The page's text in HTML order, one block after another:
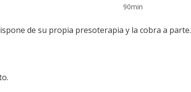
90min
de su propia presoterapia y la cobra a parte.